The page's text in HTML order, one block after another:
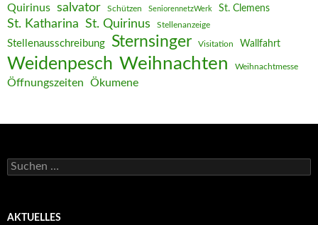
Quirinus salvator Schützen SeniorennetzWerk St. Clemens
St. Katharina St. Quirinus Stellenanzeige
Stellenausschreibung Sternsinger Visitation Wallfahrt
Weidenpesch Weihnachten Weihnachtmesse
Öffnungszeiten Ökumene
Suchen
nach:
AKTUELLES